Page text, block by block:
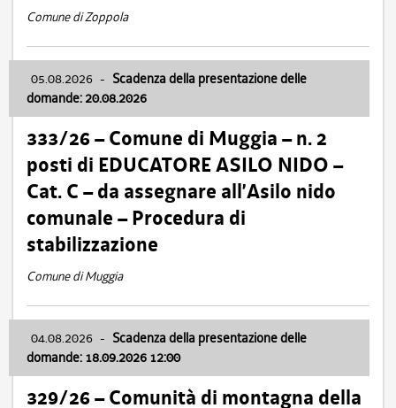
Comune di Zoppola
05.08.2026 - Scadenza della presentazione delle
domande: 20.08.2026
333/26 – Comune di Muggia – n. 2
posti di EDUCATORE ASILO NIDO –
Cat. C – da assegnare all’Asilo nido
comunale – Procedura di
stabilizzazione
Comune di Muggia
04.08.2026 - Scadenza della presentazione delle
domande: 18.09.2026 12:00
329/26 – Comunità di montagna della